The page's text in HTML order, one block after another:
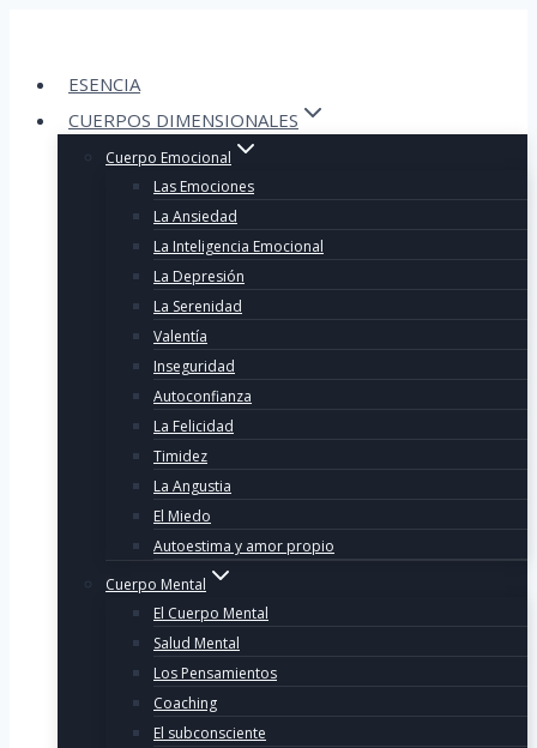
contentESENCIA
CUERPOS DIMENSIONALES
Cuerpo Emocional
Las Emociones
La Ansiedad
La Inteligencia Emocional
La Depresión
La Serenidad
Valentía
Inseguridad
Autoconfianza
La Felicidad
Timidez
La Angustia
El Miedo
Autoestima y amor propio
Cuerpo Mental
El Cuerpo Mental
Salud Mental
Los Pensamientos
Coaching
El subconsciente